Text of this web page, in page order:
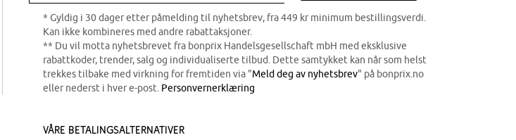
* Gyldig i 30 dager etter påmelding til nyhetsbrev, fra 449 kr minimum bestillingsverdi.
Kan ikke kombineres med andre rabattaksjoner.
** Du vil motta nyhetsbrevet fra bonprix Handelsgesellschaft mbH med eksklusive
rabattkoder, trender, salg og individualiserte tilbud. Dette samtykket kan når som helst
trekkes tilbake med virkning for fremtiden via "Meld deg av nyhetsbrev" på bonprix.no
eller nederst i hver e-post. Personvernerklæring
Våre betalingsalternativer